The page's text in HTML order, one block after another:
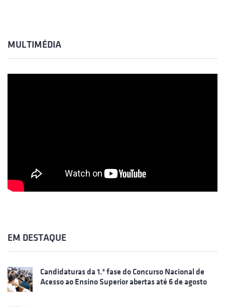
MULTIMÉDIA
EM DESTAQUE
Candidaturas da 1.ª fase do Concurso Nacional de
Acesso ao Ensino Superior abertas até 6 de agosto